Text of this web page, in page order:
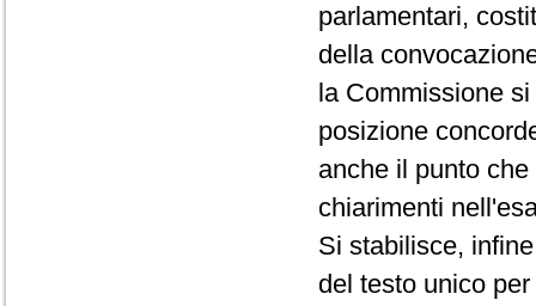
parlamentari,
della
la Commissione
posizione
anche il punto
chiarimenti
Si stabilisce,
del testo unico